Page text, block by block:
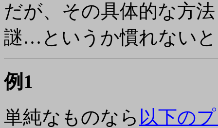
だが、その具体的な方
謎…というか慣れない
例1
単純なものなら 以下の